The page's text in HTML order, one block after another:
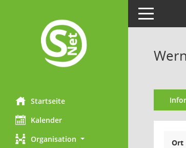
Startseite
Kalender
Organisation
Toggle
Ort